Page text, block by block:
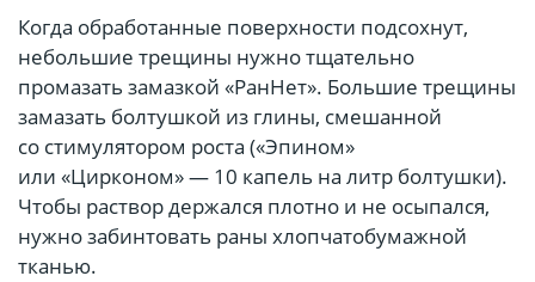
Когда обработанные поверхности подсохнут,
небольшие трещины нужно тщательно
промазать замазкой «РанНет». Большие трещины
замазать болтушкой из глины, смешанной
со стимулятором роста («Эпином»
или «Цирконом» — 10 капель на литр болтушки).
Чтобы раствор держался плотно и не осыпался,
нужно забинтовать раны хлопчатобумажной
тканью.